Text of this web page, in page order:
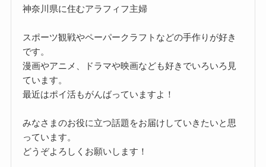
神奈川県に住むアラフィフ主婦
スポーツ観戦やペーパークラフトなどの手作りが好き
です。
漫画やアニメ、ドラマや映画なども好きでいろいろ見
ています。
最近はポイ活もがんばっていますよ！
みなさまのお役に立つ話題をお届けしていきたいと思
っています。
どうぞよろしくお願いします！